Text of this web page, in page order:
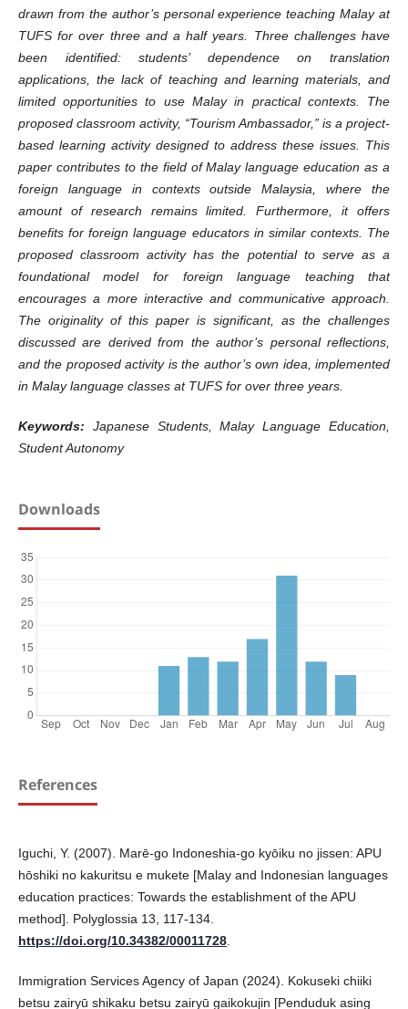
drawn from the author’s personal experience teaching Malay at
TUFS for over three and a half years. Three challenges have
been identified: students’ dependence on translation
applications, the lack of teaching and learning materials, and
limited opportunities to use Malay in practical contexts. The
proposed classroom activity, “Tourism Ambassador,” is a project-
based learning activity designed to address these issues. This
paper contributes to the field of Malay language education as a
foreign language in contexts outside Malaysia, where the
amount of research remains limited. Furthermore, it offers
benefits for foreign language educators in similar contexts. The
proposed classroom activity has the potential to serve as a
foundational model for foreign language teaching that
encourages a more interactive and communicative approach.
The originality of this paper is significant, as the challenges
discussed are derived from the author’s personal reflections,
and the proposed activity is the author’s own idea, implemented
in Malay language classes at TUFS for over three years.
Keywords: Japanese Students, Malay Language Education,
Student Autonomy
Downloads
References
Iguchi, Y. (2007). Marē-go Indoneshia-go kyōiku no jissen: APU
hōshiki no kakuritsu e mukete [Malay and Indonesian languages
education practices: Towards the establishment of the APU
method]. Polyglossia 13, 117-134.
https://doi.org/10.34382/00011728.
Immigration Services Agency of Japan (2024). Kokuseki chiiki
betsu zairyū shikaku betsu zairyū gaikokujin [Penduduk asing